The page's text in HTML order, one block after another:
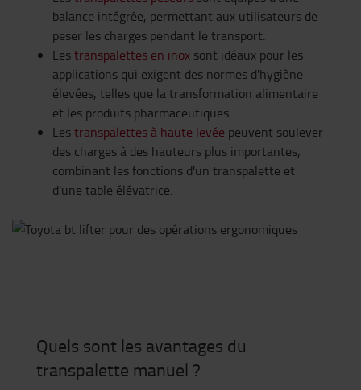
balance intégrée, permettant aux utilisateurs de
peser les charges pendant le transport.
Lestranspalettes en inox sont idéaux pour les
applications qui exigent des normes d'hygiène
élevées, telles que la transformation alimentaire
et les produits pharmaceutiques.
Lestranspalettes à haute levée peuvent soulever
des charges à des hauteurs plus importantes,
combinant les fonctions d'un transpalette et
d'une table élévatrice.
Quels sont les avantages du
transpalette manuel ?